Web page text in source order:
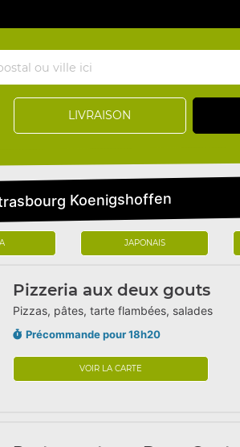
LIVRAISON
Koenigshoffen
JAPONAIS
Pizzeria aux deux gouts
Pizzas, pâtes, tarte flambées, salades
Précommande pour 18h20
VOIR LA CARTE